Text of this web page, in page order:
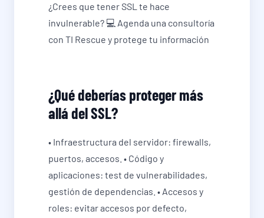
¿Crees que tener SSL te hace
invulnerable? 💻 Agenda una consultoría
con TI Rescue y protege tu información
¿Qué deberías proteger más
allá del SSL?
• Infraestructura del servidor: firewalls,
puertos, accesos. • Código y
aplicaciones: test de vulnerabilidades,
gestión de dependencias. • Accesos y
roles: evitar accesos por defecto,